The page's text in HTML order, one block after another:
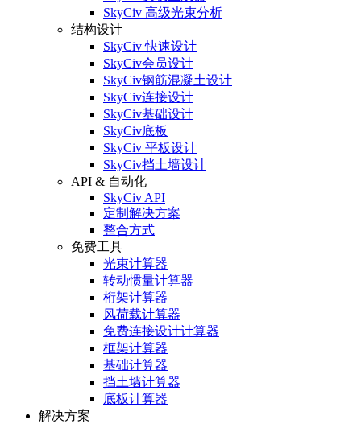
SkyCiv 高级光束分析
结构设计
SkyCiv 快速设计
SkyCiv会员设计
SkyCiv钢筋混凝土设计
SkyCiv连接设计
SkyCiv基础设计
SkyCiv底板
SkyCiv 平板设计
SkyCiv挡土墙设计
API & 自动化
SkyCiv API
定制解决方案
整合方式
免费工具
光束计算器
转动惯量计算器
桁架计算器
风荷载计算器
免费连接设计计算器
框架计算器
基础计算器
挡土墙计算器
底板计算器
解决方案